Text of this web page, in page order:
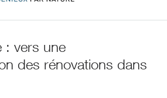
: vers une
des rénovations dans